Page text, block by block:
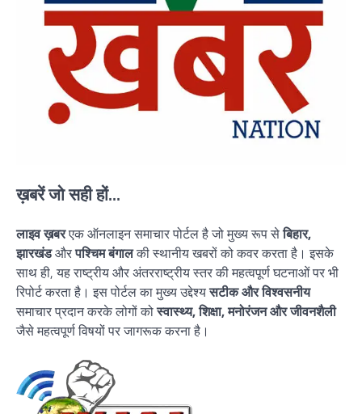
ख़बरें जो सही हों...
लाइव ख़बरएक ऑनलाइन समाचार पोर्टल है जो मुख्य रूप सेबिहार,
झारखंडऔरपश्चिम बंगालकी स्थानीय खबरों को कवर करता है। इसके
साथ ही, यह राष्ट्रीय और अंतरराष्ट्रीय स्तर की महत्वपूर्ण घटनाओं पर भी
रिपोर्ट करता है। इस पोर्टल का मुख्य उद्देश्यसटीक और विश्वसनीय
समाचार प्रदान करके लोगों कोस्वास्थ्य, शिक्षा, मनोरंजन और जीवनशैली
जैसे महत्वपूर्ण विषयों पर जागरूक करना है।